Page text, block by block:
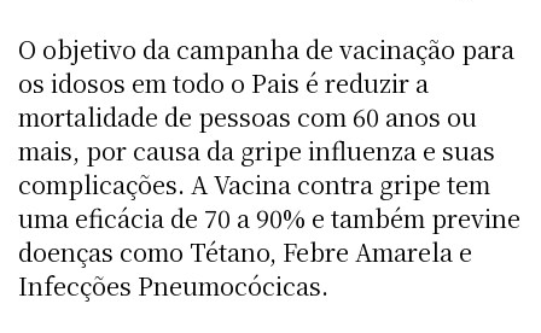
O objetivo da campanha de vacinação para
os idosos em todo o Pais é reduzir a
mortalidade de pessoas com 60 anos ou
mais, por causa da gripe influenza e suas
complicações. A Vacina contra gripe tem
uma eficácia de 70 a 90% e também previne
doenças como Tétano, Febre Amarela e
Infecções Pneumocócicas.